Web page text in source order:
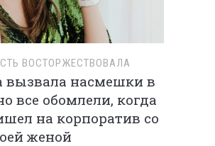
ВОСТОРЖЕСТВОВАЛА
вызвала насмешки в
все обомлели, когда
на корпоратив со
женой